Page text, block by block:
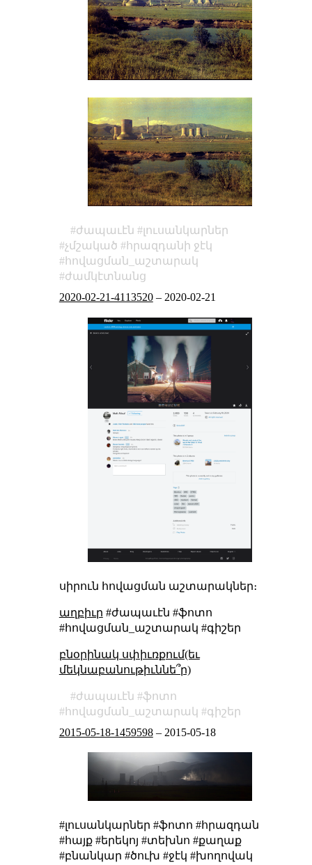
ժապաւէն
լուսանկարներ
չմշակած
հրազդանի ջէկ
հովացման_աշտարակ
ժամկէտնանց
2020-02-21-4113520– 2020-02-21
սիրուն հովացման աշտարակներ։
աղբիւր #ժապաւէն #ֆոտո
#հովացման_աշտարակ #գիշեր
բնօրինակ սփիւռքում(եւ
մեկնաբանութիւննե՞ր)
ժապաւէն
ֆոտո
հովացման_աշտարակ
գիշեր
2015-05-18-1459598– 2015-05-18
#լուսանկարներ #ֆոտո #հրազդան
#հայք #երեկոյ #տեխնո #քաղաք
#բնանկար #ծուխ #ջէկ #խողովակ